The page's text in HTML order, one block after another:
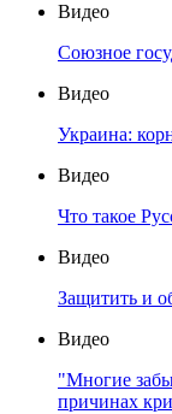
Видео
Союзное
Видео
Украина:
Видео
Что такое
Видео
Защитить и
Видео
"Многие
причинах